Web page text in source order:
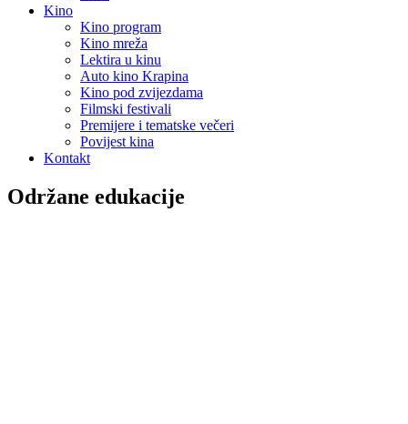
Kino
Kino program
Kino mreža
Lektira u kinu
Auto kino Krapina
Kino pod zvijezdama
Filmski festivali
Premijere i tematske večeri
Povijest kina
Kontakt
Održane edukacije